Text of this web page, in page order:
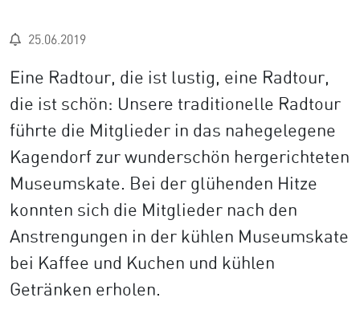
25.06.2019
Eine Radtour, die ist lustig, eine Radtour,
die ist schön: Unsere traditionelle Radtour
führte die Mitglieder in das nahegelegene
Kagendorf zur wunderschön hergerichteten
Museumskate. Bei der glühenden Hitze
konnten sich die Mitglieder nach den
Anstrengungen in der kühlen Museumskate
bei Kaffee und Kuchen und kühlen
Getränken erholen.